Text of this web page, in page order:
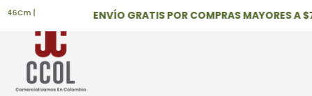
| ENVÍO GRATIS POR COMPRAS MAYORES A